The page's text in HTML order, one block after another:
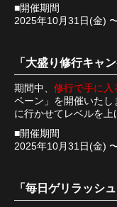
■開催期間
2025年10月31日(金)
「大盛り修行キャ
期間中、 修行で手に入
ペーン」を開催いた
に行かせてレベルを上
■開催期間
2025年10月31日(金)
「毎日ゲリラッシ